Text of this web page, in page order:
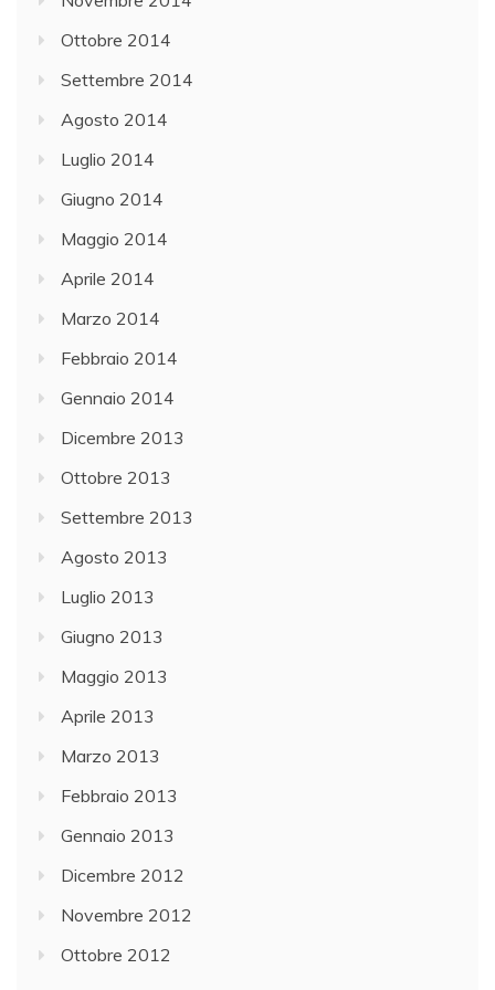
Ottobre 2014
Settembre 2014
Agosto 2014
Luglio 2014
Giugno 2014
Maggio 2014
Aprile 2014
Marzo 2014
Febbraio 2014
Gennaio 2014
Dicembre 2013
Ottobre 2013
Settembre 2013
Agosto 2013
Luglio 2013
Giugno 2013
Maggio 2013
Aprile 2013
Marzo 2013
Febbraio 2013
Gennaio 2013
Dicembre 2012
Novembre 2012
Ottobre 2012